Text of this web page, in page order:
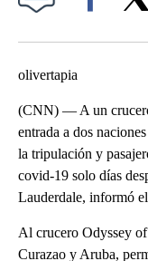
olivertapia
(CNN) — A un
entrada a dos
la tripulación y
covid-19 solo días
Lauderdale, informó
Al crucero Odyssey
Curazao y Aruba,